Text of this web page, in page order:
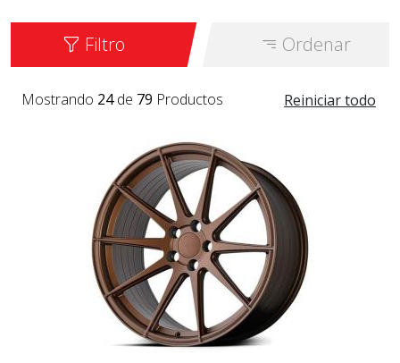
Filtro Ordenar
Reiniciar todo
Mostrando 24de 79 Productos